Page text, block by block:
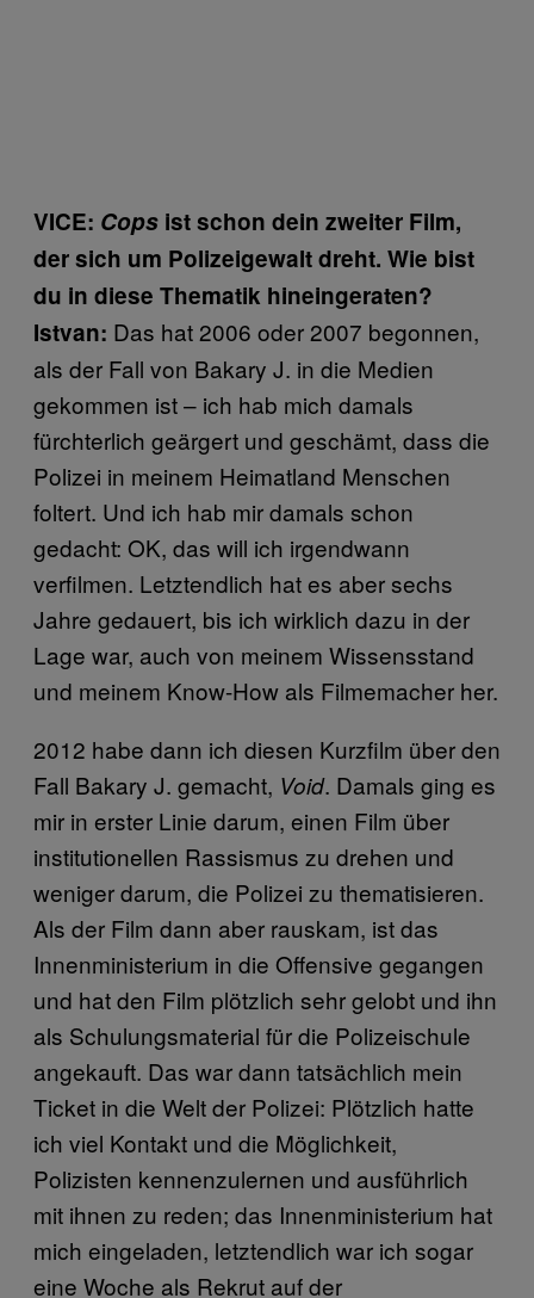
VICE: Cops ist schon dein zweiter Film,
der sich um Polizeigewalt dreht. Wie bist
du in diese Thematik hineingeraten?
Istvan: Das hat 2006 oder 2007 begonnen,
als der Fall von Bakary J. in die Medien
gekommen ist – ich hab mich damals
fürchterlich geärgert und geschämt, dass die
Polizei in meinem Heimatland Menschen
foltert. Und ich hab mir damals schon
gedacht: OK, das will ich irgendwann
verfilmen. Letztendlich hat es aber sechs
Jahre gedauert, bis ich wirklich dazu in der
Lage war, auch von meinem Wissensstand
und meinem Know-How als Filmemacher her.
2012 habe dann ich diesen Kurzfilm über den
Fall Bakary J. gemacht, Void. Damals ging es
mir in erster Linie darum, einen Film über
institutionellen Rassismus zu drehen und
weniger darum, die Polizei zu thematisieren.
Als der Film dann aber rauskam, ist das
Innenministerium in die Offensive gegangen
und hat den Film plötzlich sehr gelobt und ihn
als Schulungsmaterial für die Polizeischule
angekauft. Das war dann tatsächlich mein
Ticket in die Welt der Polizei: Plötzlich hatte
ich viel Kontakt und die Möglichkeit,
Polizisten kennenzulernen und ausführlich
mit ihnen zu reden; das Innenministerium hat
mich eingeladen, letztendlich war ich sogar
eine Woche als Rekrut auf der